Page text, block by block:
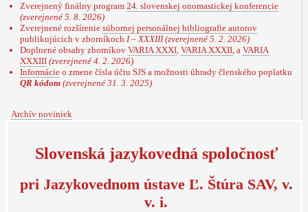
Zverejnený finálny program 24. slovenskej onomastickej konferencie
(zverejnené 5. 8. 2026)
Zverejnené rozšírenie súbornej personálnej bibliografie autorov
publikujúcich v zborníkoch I – XXXIII (zverejnené 5. 2. 2026)
Doplnené obsahy zborníkov VARIA XXXI, VARIA XXXII, a VARIA
XXXIII (zverejnené 4. 2. 2026)
Informácie o zmene čísla účtu SJS a možnosti úhrady členského poplatku
QR kódom (zverejnené 31. 3. 2025)
Archív noviniek
Slovenská jazykovedná spoločnosť
pri Jazykovednom ústave Ľ. Štúra SAV, v.
v. i.